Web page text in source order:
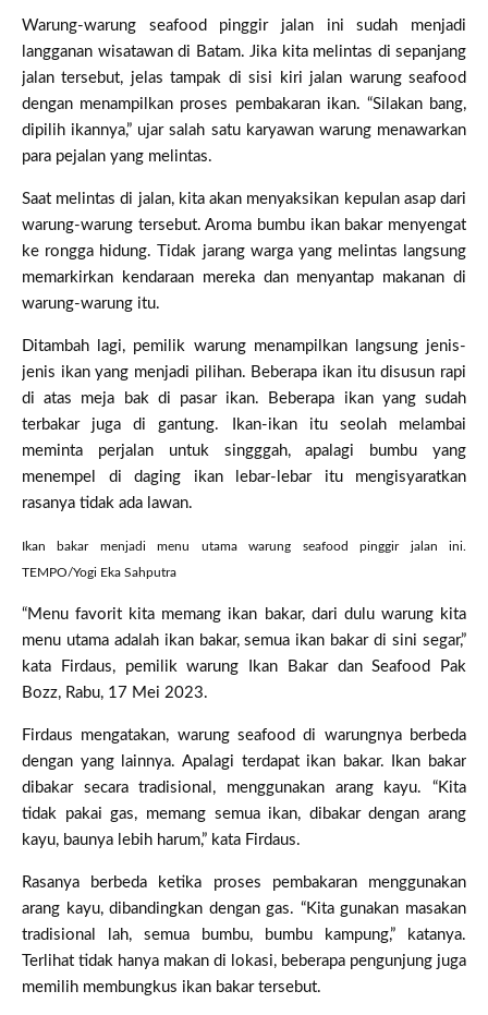
Warung-warung seafood pinggir jalan ini sudah menjadi
langganan wisatawan di Batam. Jika kita melintas di sepanjang
jalan tersebut, jelas tampak di sisi kiri jalan warung seafood
dengan menampilkan proses pembakaran ikan. “Silakan bang,
dipilih ikannya,” ujar salah satu karyawan warung menawarkan
para pejalan yang melintas.
Saat melintas di jalan, kita akan menyaksikan kepulan asap dari
warung-warung tersebut. Aroma bumbu ikan bakar menyengat
ke rongga hidung. Tidak jarang warga yang melintas langsung
memarkirkan kendaraan mereka dan menyantap makanan di
warung-warung itu.
Ditambah lagi, pemilik warung menampilkan langsung jenis-
jenis ikan yang menjadi pilihan. Beberapa ikan itu disusun rapi
di atas meja bak di pasar ikan. Beberapa ikan yang sudah
terbakar juga di gantung. Ikan-ikan itu seolah melambai
meminta perjalan untuk singggah, apalagi bumbu yang
menempel di daging ikan lebar-lebar itu mengisyaratkan
rasanya tidak ada lawan.
Ikan bakar menjadi menu utama warung seafood pinggir jalan ini.
TEMPO/Yogi Eka Sahputra
“Menu favorit kita memang ikan bakar, dari dulu warung kita
menu utama adalah ikan bakar, semua ikan bakar di sini segar,”
kata Firdaus, pemilik warung Ikan Bakar dan Seafood Pak
Bozz, Rabu, 17 Mei 2023.
Firdaus mengatakan, warung seafood di warungnya berbeda
dengan yang lainnya. Apalagi terdapat ikan bakar. Ikan bakar
dibakar secara tradisional, menggunakan arang kayu. “Kita
tidak pakai gas, memang semua ikan, dibakar dengan arang
kayu, baunya lebih harum,” kata Firdaus.
Rasanya berbeda ketika proses pembakaran menggunakan
arang kayu, dibandingkan dengan gas. “Kita gunakan masakan
tradisional lah, semua bumbu, bumbu kampung,” katanya.
Terlihat tidak hanya makan di lokasi, beberapa pengunjung juga
memilih membungkus ikan bakar tersebut.